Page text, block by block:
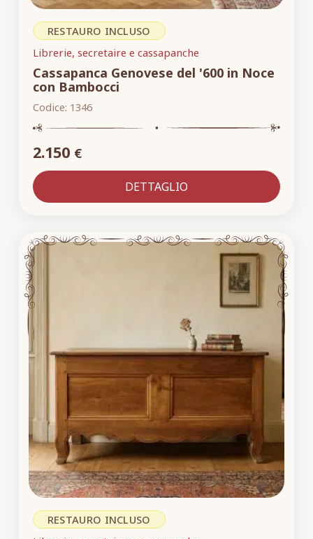
RESTAURO INCLUSO
Librerie, secretaire e cassapanche
Cassapanca Genovese del '600 in Noce
con Bambocci
Codice: 1346
2.150 €
DETTAGLIO
RESTAURO INCLUSO